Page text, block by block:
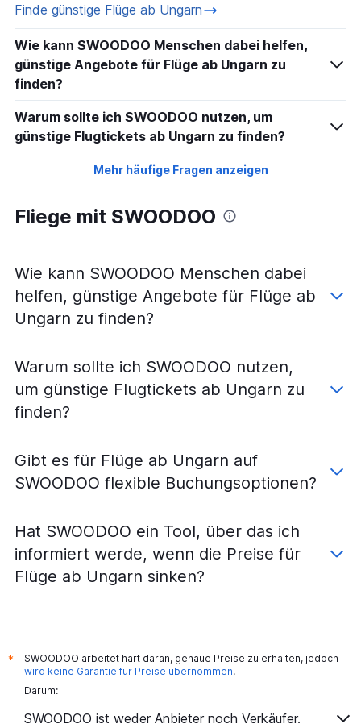
Finde günstige Flüge ab Ungarn
Wie kann SWOODOO Menschen dabei helfen,
günstige Angebote für Flüge ab Ungarn zu
finden?
Warum sollte ich SWOODOO nutzen, um
günstige Flugtickets ab Ungarn zu finden?
Mehr häufige Fragen anzeigen
Fliege mit SWOODOO
Wie kann SWOODOO Menschen dabei
helfen, günstige Angebote für Flüge ab
Ungarn zu finden?
Warum sollte ich SWOODOO nutzen,
um günstige Flugtickets ab Ungarn zu
finden?
Gibt es für Flüge ab Ungarn auf
SWOODOO flexible Buchungsoptionen?
Hat SWOODOO ein Tool, über das ich
informiert werde, wenn die Preise für
Flüge ab Ungarn sinken?
*
SWOODOO arbeitet hart daran, genaue Preise zu erhalten, jedoch
wird keine Garantie für Preise übernommen.
Darum:
SWOODOO ist weder Anbieter noch Verkäufer.